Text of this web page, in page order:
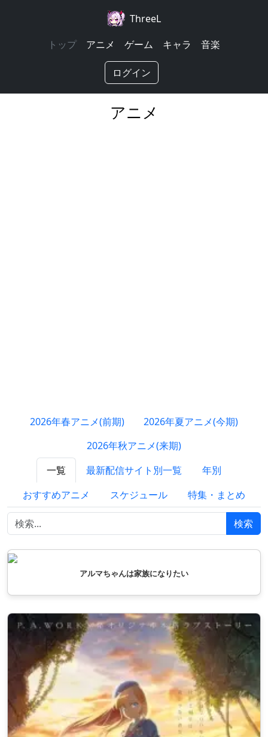
ThreeL
トップ
アニメ ゲーム キャラ 音楽
ログイン
アニメ
2026年春アニメ(前期)
2026年夏アニメ(今期)
2026年秋アニメ(来期)
一覧
最新配信サイト別一覧
年別
おすすめアニメ
スケジュール 特集・まとめ
検索
アルマちゃんは家族になりたい